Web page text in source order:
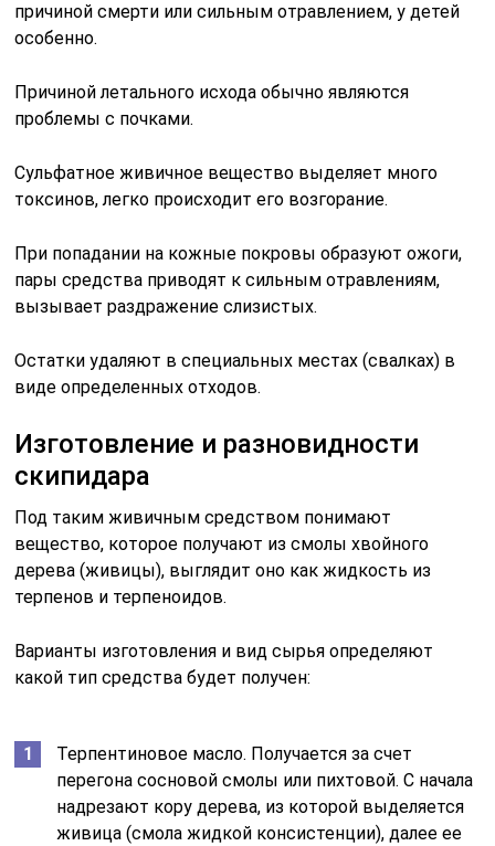
причиной смерти или сильным отравлением, у детей
особенно.
Причиной летального исхода обычно являются
проблемы с почками.
Сульфатное живичное вещество выделяет много
токсинов, легко происходит его возгорание.
При попадании на кожные покровы образуют ожоги,
пары средства приводят к сильным отравлениям,
вызывает раздражение слизистых.
Остатки удаляют в специальных местах (свалках) в
виде определенных отходов.
Изготовление и разновидности
скипидара
Под таким живичным средством понимают
вещество, которое получают из смолы хвойного
дерева (живицы), выглядит оно как жидкость из
терпенов и терпеноидов.
Варианты изготовления и вид сырья определяют
какой тип средства будет получен:
Терпентиновое масло. Получается за счет
перегона сосновой смолы или пихтовой. С начала
надрезают кору дерева, из которой выделяется
живица (смола жидкой консистенции), далее ее